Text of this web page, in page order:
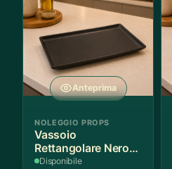
Anteprima
NOLEGGIO PROPS
Vassoio
Rettangolare Nero
Opaco
Disponibile